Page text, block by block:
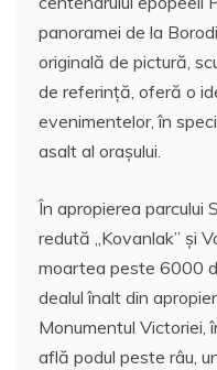
panoramei de la
originală de pictură,
de referinţă, oferă o
evenimentelor, în
asalt al oraşului.
În apropierea parcului
redută „Kovanlak” şi
moartea peste 6000
dealul înalt din
Monumentul Victoriei,
află podul peste râu,